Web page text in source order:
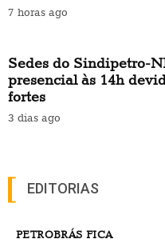
7 horas ago
Sedes do Sindipetro-
presencial às 14h
fortes
3 dias ago
EDITORIAS
PETROBRÁS FICA